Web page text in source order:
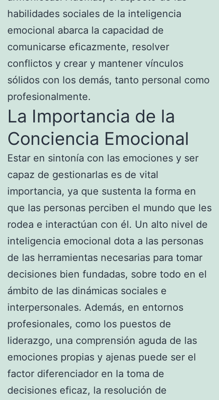
habilidades sociales de la inteligencia
emocional abarca la capacidad de
comunicarse eficazmente, resolver
conflictos y crear y mantener vínculos
sólidos con los demás, tanto personal como
profesionalmente.
La Importancia de la
Conciencia Emocional
Estar en sintonía con las emociones y ser
capaz de gestionarlas es de vital
importancia, ya que sustenta la forma en
que las personas perciben el mundo que les
rodea e interactúan con él. Un alto nivel de
inteligencia emocional dota a las personas
de las herramientas necesarias para tomar
decisiones bien fundadas, sobre todo en el
ámbito de las dinámicas sociales e
interpersonales. Además, en entornos
profesionales, como los puestos de
liderazgo, una comprensión aguda de las
emociones propias y ajenas puede ser el
factor diferenciador en la toma de
decisiones eficaz, la resolución de